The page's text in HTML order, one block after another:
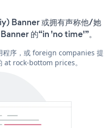
Banner 或拥有声称他/她
的“in 'no time'”。
程序，或 foreign companies 提
at rock-bottom prices。